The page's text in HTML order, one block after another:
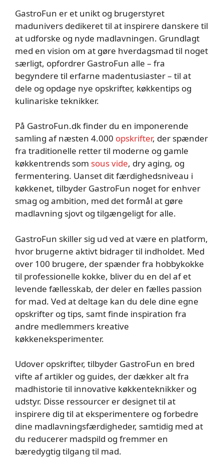
GastroFun er et unikt og brugerstyret
madunivers dedikeret til at inspirere danskere til
at udforske og nyde madlavningen. Grundlagt
med en vision om at gøre hverdagsmad til noget
særligt, opfordrer GastroFun alle – fra
begyndere til erfarne madentusiaster – til at
dele og opdage nye opskrifter, køkkentips og
kulinariske teknikker.
På GastroFun.dk finder du en imponerende
samling af næsten 4.000 opskrifter, der spænder
fra traditionelle retter til moderne og gamle
køkkentrends som sous vide, dry aging, og
fermentering. Uanset dit færdighedsniveau i
køkkenet, tilbyder GastroFun noget for enhver
smag og ambition, med det formål at gøre
madlavning sjovt og tilgængeligt for alle.
GastroFun skiller sig ud ved at være en platform,
hvor brugerne aktivt bidrager til indholdet. Med
over 100 brugere, der spænder fra hobbykokke
til professionelle kokke, bliver du en del af et
levende fællesskab, der deler en fælles passion
for mad. Ved at deltage kan du dele dine egne
opskrifter og tips, samt finde inspiration fra
andre medlemmers kreative
køkkeneksperimenter.
Udover opskrifter, tilbyder GastroFun en bred
vifte af artikler og guides, der dækker alt fra
madhistorie til innovative køkkenteknikker og
udstyr. Disse ressourcer er designet til at
inspirere dig til at eksperimentere og forbedre
dine madlavningsfærdigheder, samtidig med at
du reducerer madspild og fremmer en
bæredygtig tilgang til mad.